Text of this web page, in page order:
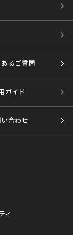
あるご質問
ガイド
合わせ
ィ